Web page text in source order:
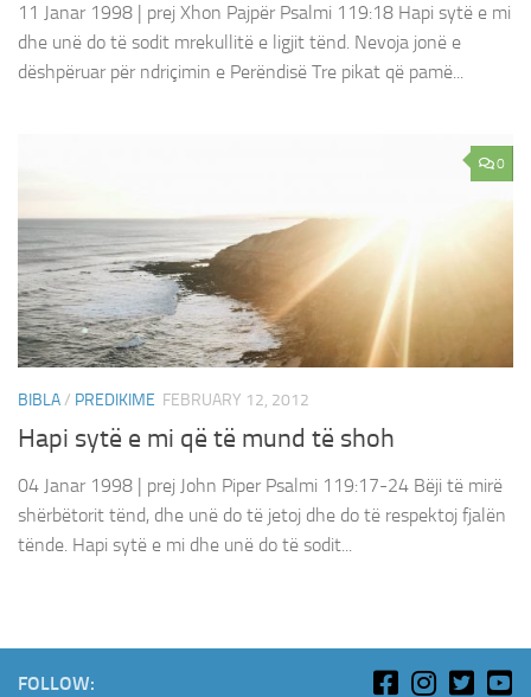
11 Janar 1998 | prej Xhon Pajpër Psalmi 119:18 Hapi sytë e mi
dhe unë do të sodit mrekullitë e ligjit tënd. Nevoja jonë e
dëshpëruar për ndriçimin e Perëndisë Tre pikat që pamë...
0
BIBLA/ PREDIKIME FEBRUARY 12, 2012
Hapi sytë e mi që të mund të shoh
04 Janar 1998 | prej John Piper Psalmi 119:17-24 Bëji të mirë
shërbëtorit tënd, dhe unë do të jetoj dhe do të respektoj fjalën
tënde. Hapi sytë e mi dhe unë do të sodit...
FOLLOW: